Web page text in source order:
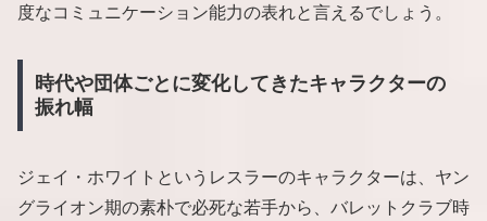
度なコミュニケーション能力の表れと言えるでしょう。
時代や団体ごとに変化してきたキャラクターの
振れ幅
ジェイ・ホワイトというレスラーのキャラクターは、ヤン
グライオン期の素朴で必死な若手から、バレットクラブ時